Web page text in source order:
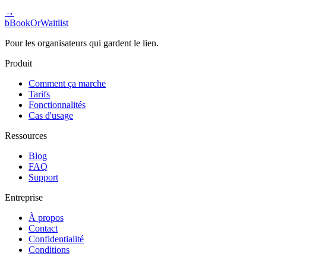
→
bBookOrWaitlist
Pour les organisateurs qui gardent le lien.
Produit
Comment ça marche
Tarifs
Fonctionnalités
Cas d'usage
Ressources
Blog
FAQ
Support
Entreprise
À propos
Contact
Confidentialité
Conditions